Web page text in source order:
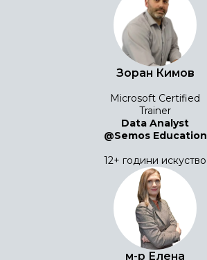
Зоран Кимов
Microsoft Certified
Trainer
Data Analyst
@Semos Education
12+ години искуство
м-р Елена